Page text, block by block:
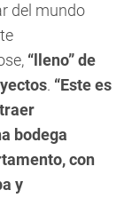
del mundo
“lleno” de
. “Este es
bodega
con
y